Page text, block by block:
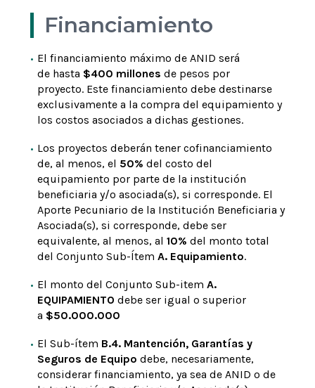
Financiamiento
El financiamiento máximo de ANID será
de hasta $400 millones de pesos por
proyecto. Este financiamiento debe destinarse
exclusivamente a la compra del equipamiento y
los costos asociados a dichas gestiones.
Los proyectos deberán tener cofinanciamiento
de, al menos, el 50% del costo del
equipamiento por parte de la institución
beneficiaria y/o asociada(s), si corresponde. El
Aporte Pecuniario de la Institución Beneficiaria y
Asociada(s), si corresponde, debe ser
equivalente, al menos, al 10% del monto total
del Conjunto Sub-Ítem A. Equipamiento.
El monto del Conjunto Sub-item A.
EQUIPAMIENTO debe ser igual o superior
a $50.000.000
El Sub-ítem B.4. Mantención, Garantías y
Seguros de Equipo debe, necesariamente,
considerar financiamiento, ya sea de ANID o de